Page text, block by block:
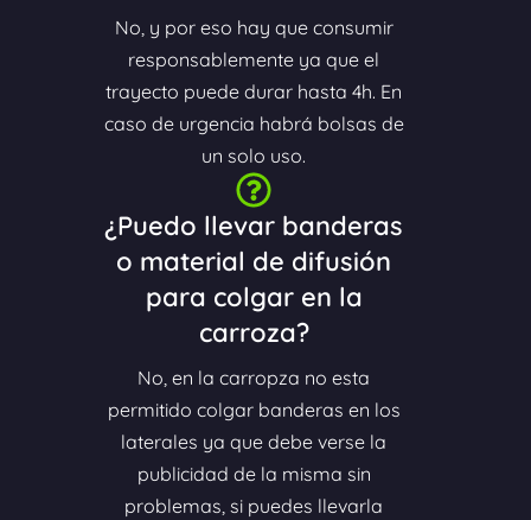
No, y por eso hay que consumir
responsablemente ya que el
trayecto puede durar hasta 4h. En
caso de urgencia habrá bolsas de
un solo uso.
¿Puedo llevar banderas
o material de difusión
para colgar en la
carroza?
No, en la carropza no esta
permitido colgar banderas en los
laterales ya que debe verse la
publicidad de la misma sin
problemas, si puedes llevarla